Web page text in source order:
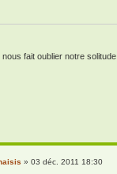
nous fait oublier notre solitude
» 03 déc. 2011 18:30